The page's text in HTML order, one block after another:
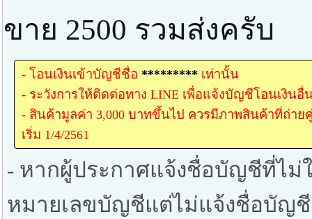
ขาย 2500 รวมส่งครับ
- โอนเงินเข้าบัญชีชื่อ ********* เท่านั้น
- ระวังการให้ติดต่อทาง LINE เพื่อแจ้งบัญชีโอนเงินอื่
- สินค้ามูลค่า 3,000 บาทขึ้นไป ควรมีภาพสินค้าที่ถ่า
เริ่ม 1/4/2561
- หากผู้ประกาศแจ้งชื่อบัญชีที่ไ
หมายเลขบัญชีแต่ไม่แจ้งชื่อบัญชี